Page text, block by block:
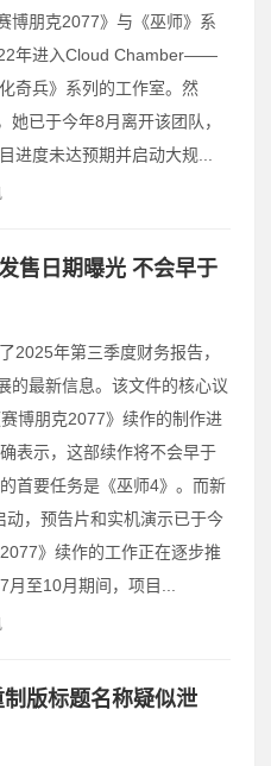
博朋克2077》与《巫师》系
年进入Cloud Chamber——
奇兵》系列的工作室。然
已于今年8月离开该团队，
进度未达预期并启动大规...
售日期曝光 不会早于
2025年第三季度财务报告，
的最新信息。该文件的核心议
博朋克2077》续作的制作进
表示，这部续作将不会早于
首要任务是《巫师4》。而新
，预告片和实机演示已于今
》续作的工作正在逐步推
月至10月期间，项目...
制版标题名称疑似泄